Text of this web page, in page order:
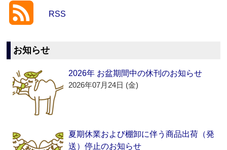
RSS
お知らせ
2026年 お盆期間中の休刊のお知らせ
2026年07月24日 (金)
夏期休業および棚卸に伴う商品出荷（発
送）停止のお知らせ